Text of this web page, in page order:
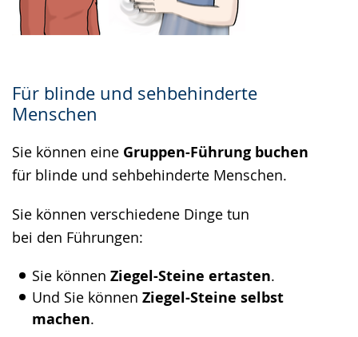
Für blinde und sehbehinderte
Menschen
Sie können eine Gruppen-Führung buchen
für blinde und sehbehinderte Menschen.
Sie können verschiedene Dinge tun
bei den Führungen:
Sie können Ziegel-Steine ertasten.
Und Sie können Ziegel-Steine selbst
machen.